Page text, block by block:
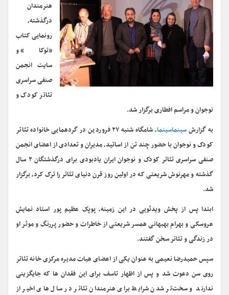
هنرمندان
درگذشته،
رونمایی کتاب
«توکا» و
سایت انجمن
صنفی سراسری
تئاتر کودک و
نوجوان و مراسم افطاری برگزار شد.
به گزارشسینماسینما
، شامگاه شنبه ۲۷ فروردین در گردهمایی خانواده تئاتر
کودک و نوجوان با حضور چند تن از اساتید، مدیران و تعدادی از اعضای انجمن
صنفی سراسری تئاتر کودک و نوجوان ایران یادبودی برای درگذشتگان ۲ سال
گذشته و مهرنوش شریعتی که در اولین روز قرن دنیای تئاتر را ترک کرد، برگزار
شد.
ابتدا پس از پخش ویدئویی در این زمینه، پوپک عظیم پور استاد نمایش
عروسکی و بهرام بهبهانی همسر شریعتی از خاطرات و حضور پررنگ و موثر او
در زندگی و تئاتر سخن گفتند.
سپس حمیدرضا نعیمی به عنوان یکی از اعضای هیات مدیره مرکزی خانه تئاتر
روی سن دعوت شد و پس از اظهار تاسف برای این فقدان ها که جایگزینی
ندارند و سخت‌تر شدن شرایط برای هنرمندان تئاتر در سال های اخیر از